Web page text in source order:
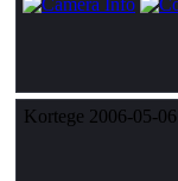
Kortege 2006-05-06